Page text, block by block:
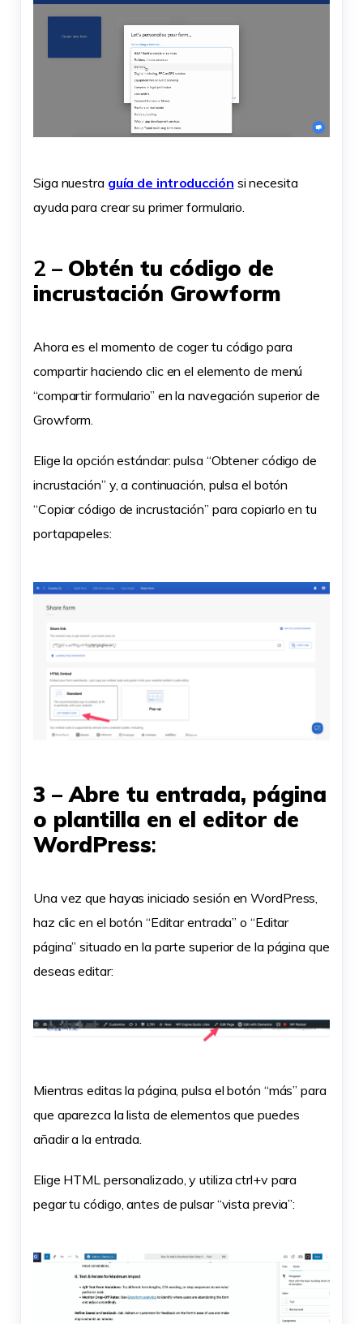
Siga nuestra guía de introducción si necesita
ayuda para crear su primer formulario.
2 – Obtén tu código de
incrustación Growform
Ahora es el momento de coger tu código para
compartir haciendo clic en el elemento de menú
“compartir formulario” en la navegación superior de
Growform.
Elige la opción estándar: pulsa “Obtener código de
incrustación” y, a continuación, pulsa el botón
“Copiar código de incrustación” para copiarlo en tu
portapapeles:
3 – Abre tu entrada, página
o plantilla en el editor de
WordPress:
Una vez que hayas iniciado sesión en WordPress,
haz clic en el botón “Editar entrada” o “Editar
página” situado en la parte superior de la página que
deseas editar:
Mientras editas la página, pulsa el botón “más” para
que aparezca la lista de elementos que puedes
añadir a la entrada.
Elige HTML personalizado, y utiliza ctrl+v para
pegar tu código, antes de pulsar “vista previa”: